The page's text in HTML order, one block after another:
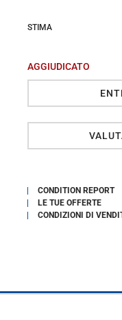
STIMA
AGGIUDICATO
CONDITION REPORT
LE TUE OFFERTE
CONDIZIONI DI